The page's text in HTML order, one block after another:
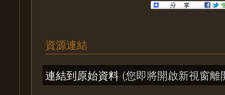
資源連結
連結到原始資料 (您即將開啟新視窗離